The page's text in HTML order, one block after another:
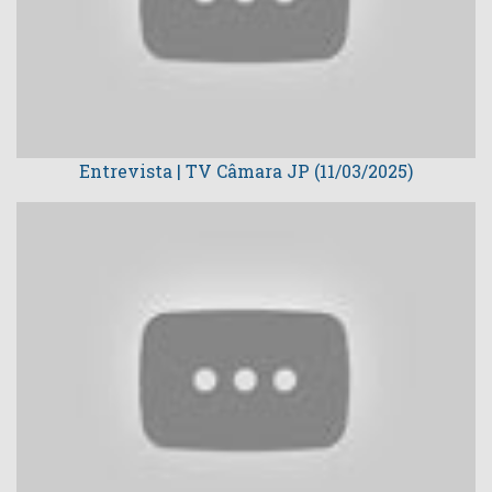
Entrevista | TV Câmara JP (11/03/2025)